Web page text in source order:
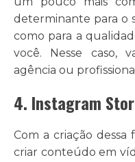
determinante para o
como para a
você. Nesse caso,
agência ou
4. Instagram
Com a criação
criar conteúdo em